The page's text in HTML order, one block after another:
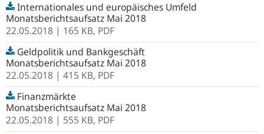
Internationales und europäisches Umfeld
Monatsberichtsaufsatz Mai 2018
22.05.2018 | 165 KB, PDF
Geldpolitik und Bankgeschäft
Monatsberichtsaufsatz Mai 2018
22.05.2018 | 415 KB, PDF
Finanzmärkte
Monatsberichtsaufsatz Mai 2018
22.05.2018 | 555 KB, PDF